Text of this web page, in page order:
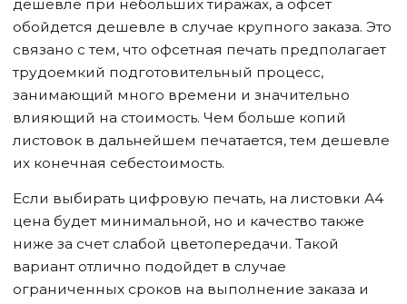
дешевле при небольших тиражах, а офсет
обойдется дешевле в случае крупного заказа. Это
связано с тем, что офсетная печать предполагает
трудоемкий подготовительный процесс,
занимающий много времени и значительно
влияющий на стоимость. Чем больше копий
листовок в дальнейшем печатается, тем дешевле
их конечная себестоимость.
Если выбирать цифровую печать, на листовки А4
цена будет минимальной, но и качество также
ниже за счет слабой цветопередачи. Такой
вариант отлично подойдет в случае
ограниченных сроков на выполнение заказа и